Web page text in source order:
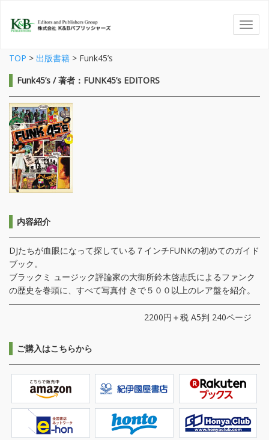
TOP > 出版書籍 > Funk45’s
Funk45’s / 著者：FUNK45’s EDITORS
内容紹介
DJたちが血眼になって探している７インチFUNKの初めてのガイド
ブック。
ブラックミ ュージック評論家の大御所鈴木啓志氏によるファンク
の歴史を巻頭に、すべて写真付 きで５００以上のレア盤を紹介。
2200円＋税 A5判 240ページ
ご購入はこちらから